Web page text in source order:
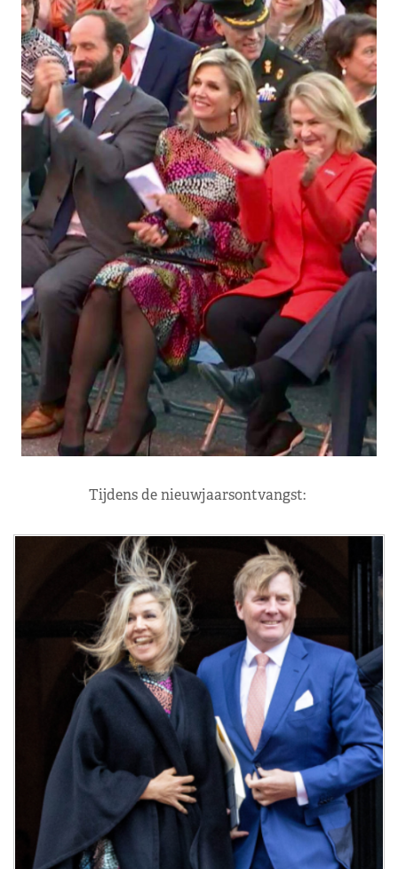
Tijdens de nieuwjaarsontvangst: